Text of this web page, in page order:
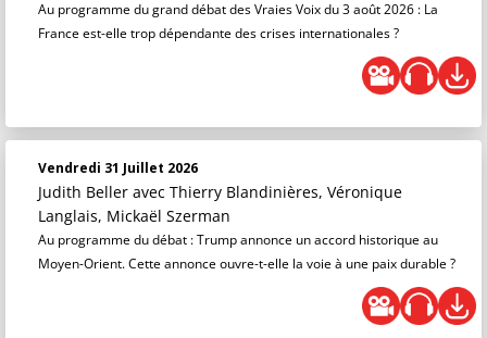
Au programme du grand débat des Vraies Voix du 3 août 2026 : La
France est-elle trop dépendante des crises internationales ?
Vendredi 31 Juillet 2026
Judith Beller avec Thierry Blandinières, Véronique
Langlais, Mickaël Szerman
Au programme du débat : Trump annonce un accord historique au
Moyen-Orient. Cette annonce ouvre-t-elle la voie à une paix durable ?